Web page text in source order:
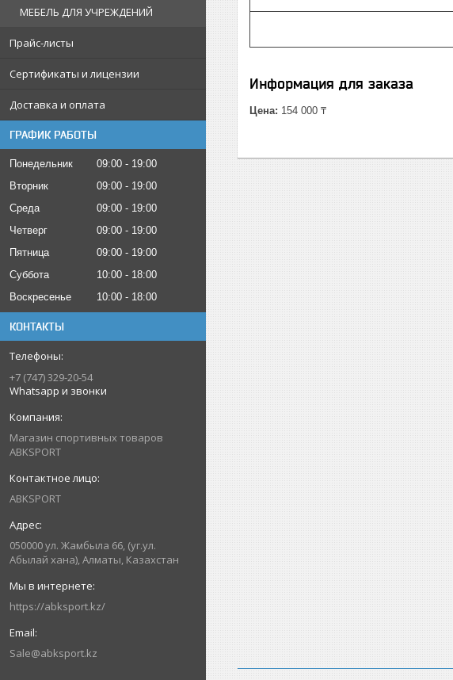
МЕБЕЛЬ ДЛЯ УЧРЕЖДЕНИЙ
Прайс-листы
Сертификаты и лицензии
Доставка и оплата
ГРАФИК РАБОТЫ
Понедельник 09:00
19:00
Вторник
09:00
19:00
Среда
09:00
19:00
Четверг
09:00
19:00
Пятница
09:00
19:00
Суббота
10:00
18:00
Воскресенье
10:00 18:00
КОНТАКТЫ
+7 (747) 329-20-54
Whatsapp и звонки
Магазин спортивных товаров
ABKSPORT
ABKSPORT
050000 ул. Жамбыла 66, (уг.ул.
Абылай хана), Алматы, Казахстан
https://abksport.kz/
Sale@abksport.kz
Информация для заказа
Цена: 154 000 ₸